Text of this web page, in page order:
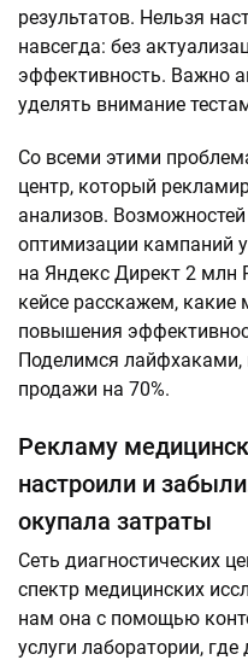
результатов. Нельзя
навсегда: без
эффективность. Важно
уделять внимание
Со всеми этими
центр, который
анализов.
оптимизации кампаний
на Яндекс Директ 2 млн
кейсе расскажем,
повышения
Поделимся лайфхаками,
продажи на 70%.
Рекламу
настроили и
окупала затраты
Сеть диагностических
спектр медицинских
нам она с помощью
услуги лаборатории,